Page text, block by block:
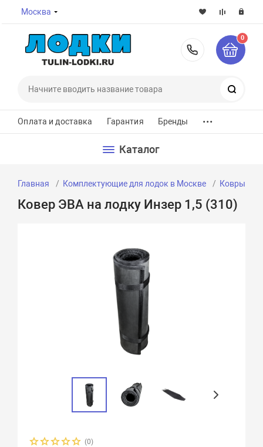
Москва
8-800-
0
Оплата и доставка Гарантия Бренды ...
Каталог
Главная Комплектующие для лодок в Москве Ковры для
Ковер ЭВА на лодку Инзер 1,5 (310)
(0)